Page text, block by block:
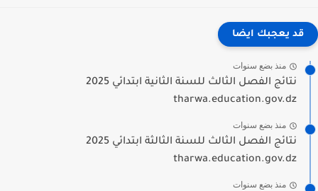
قد يعجبك ايضا
منذ بضع سنوات
نتائج الفصل الثالث للسنة الثانية ابتدائي 2025
tharwa.education.gov.dz
منذ بضع سنوات
نتائج الفصل الثالث للسنة الثالثة ابتدائي 2025
tharwa.education.gov.dz
منذ بضع سنوات